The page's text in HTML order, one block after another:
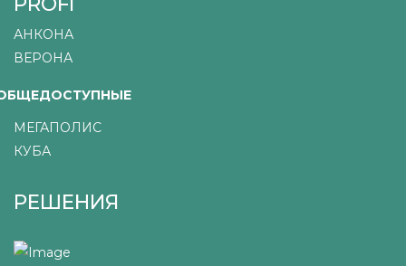
АНКОНА
ВЕРОНА
МЕГАПОЛИС
КУБА
РЕШЕНИЯ